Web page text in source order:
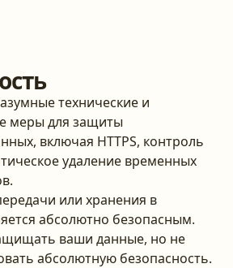
технические и
меры для защиты
включая HTTPS, контроль
удаление временных
или хранения в
абсолютно безопасным.
ваши данные, но не
абсолютную безопасность.